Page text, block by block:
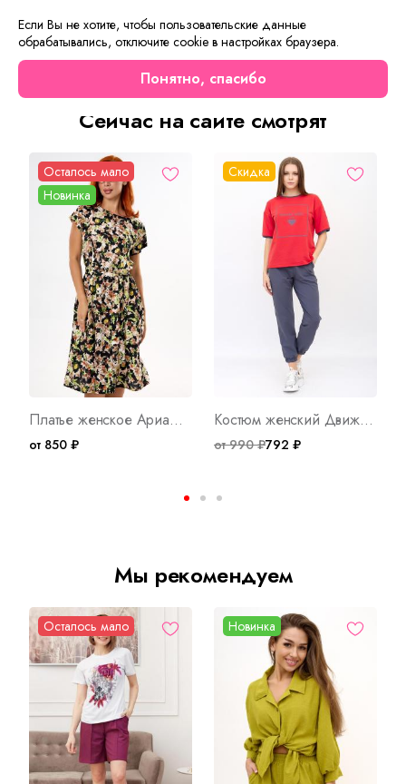
Описание товара Характеристики товараОтзывы
Сейчас на сайте смотрят
Осталось мало
Новинка
Платье женское Ариадна Ч Арт. 10423
от 850 ₽
Скидка
Костюм женский Движение О Арт. 8841
от 990 ₽792 ₽
Мы рекомендуем
Осталось мало Новинка
Если Вы не хотите, чтобы пользовательские данные
обрабатывались, отключите cookie в настройках браузера.
Понятно, спасибо